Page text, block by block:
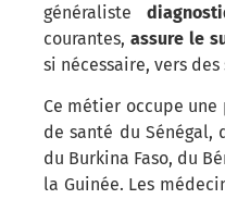
généraliste
courantes, assure le
si nécessaire, vers
Ce métier occupe
de santé du Sénégal,
du Burkina Faso, du
la Guinée. Les